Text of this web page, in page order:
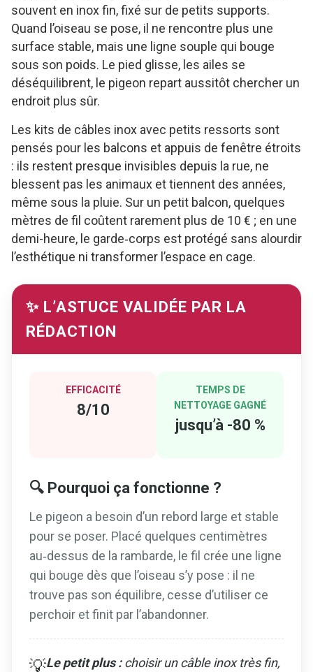
souvent en inox fin, fixé sur de petits supports.
Quand l’oiseau se pose, il ne rencontre plus une
surface stable, mais une ligne souple qui bouge
sous son poids. Le pied glisse, les ailes se
déséquilibrent, le pigeon repart aussitôt chercher un
endroit plus sûr.
Les kits de câbles inox avec petits ressorts sont
pensés pour les balcons et appuis de fenêtre étroits
: ils restent presque invisibles depuis la rue, ne
blessent pas les animaux et tiennent des années,
même sous la pluie. Sur un petit balcon, quelques
mètres de fil coûtent rarement plus de 10 € ; en une
demi-heure, le garde‑corps est protégé sans alourdir
l’esthétique ni transformer l’espace en cage.
✨ L’ASTUCE VALIDÉE PAR LA
RÉDACTION
EFFICACITÉ
8/10
TEMPS DE
NETTOYAGE GAGNÉ
jusqu’à -80 %
🔍 Pourquoi ça fonctionne ?
Le pigeon a besoin d’un rebord large et stable
pour se poser. Placé quelques centimètres
au‑dessus de la rambarde, le fil crée une ligne
qui bouge dès que l’oiseau s’y pose : il ne
trouve pas son équilibre, cesse d’utiliser ce
perchoir et finit par l’abandonner.
💡Le petit plus :choisir un câble inox très fin,